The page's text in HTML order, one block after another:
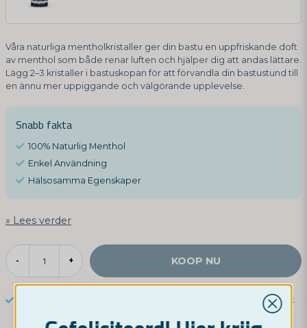
Våra naturliga mentholkristaller ger din bastu en uppfriskande doft
av menthol som både renar luften och hjälper dig att andas lättare.
Lägg 2–3 kristaller i bastuskopan för att förvandla din bastustund till
en ännu mer uppiggande och välgörande upplevelse.
Snabb fakta
100% Naturlig Menthol
Enkel Användning
Hälsosamma Egenskaper
Lees verder
- + KOOP NU
Discreet pakket